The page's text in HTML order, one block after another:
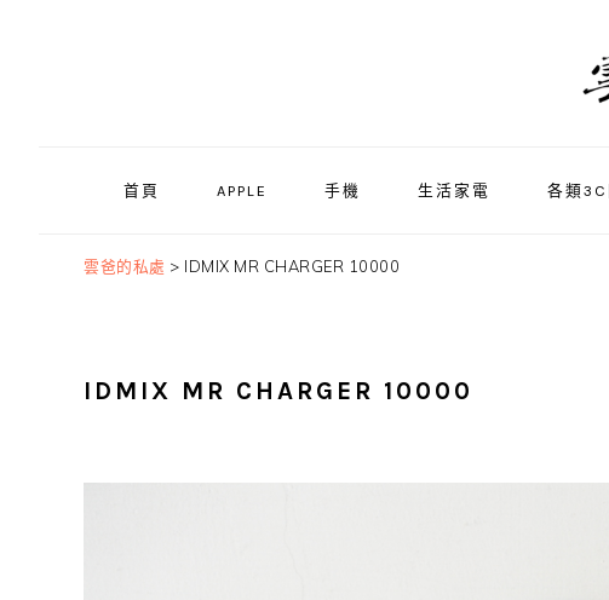
首頁 APPLE 手機 生活家電 各類
雲爸的私處 > IDMIX MR CHARGER 10000
IDMIX MR CHARGER 10000